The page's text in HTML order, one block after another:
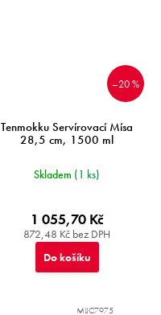
–20 %
Tenmokku Servírovací Mísa
28,5 cm, 1500 ml
Skladem (1 ks)
872,48 Kč bez DPH
1 055,70 Kč
Do košíku
MIJC7975